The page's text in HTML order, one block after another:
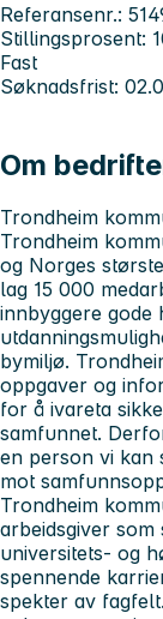
Referansenr.:
Stillingsprosent:
Fast
Søknadsfrist:
Om
Trondheim
Trondheim
og Norges
lag 15 000
innbyggere gode
bymiljø.
oppgaver og
for å ivareta
samfunnet.
en person vi kan
mot
Trondheim
arbeidsgiver
universitets- og
spennende
spekter av